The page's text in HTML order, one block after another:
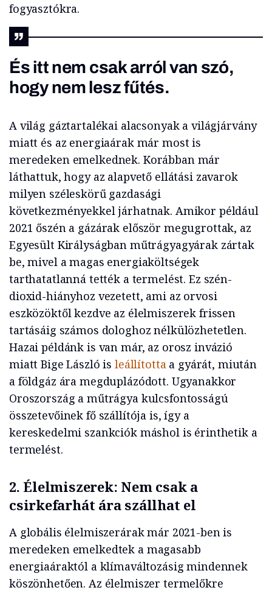
fogyasztókra.
És itt nem csak arról van szó,
hogy nem lesz fűtés.
A világ gáztartalékai alacsonyak a világjárvány
miatt és az energiaárak már most is
meredeken emelkednek. Korábban már
láthattuk, hogy az alapvető ellátási zavarok
milyen széleskörű gazdasági
következményekkel járhatnak. Amikor például
2021 őszén a gázárak először megugrottak, az
Egyesült Királyságban műtrágyagyárak zártak
be, mivel a magas energiaköltségek
tarthatatlanná tették a termelést. Ez szén-
dioxid-hiányhoz vezetett, ami az orvosi
eszközöktől kezdve az élelmiszerek frissen
tartásáig számos dologhoz nélkülözhetetlen.
Hazai példánk is van már, az orosz invázió
miatt Bige László is leállítottaa gyárát, miután
a földgáz ára megduplázódott. Ugyanakkor
Oroszország a műtrágya kulcsfontosságú
összetevőinek fő szállítója is, így a
kereskedelmi szankciók máshol is érinthetik a
termelést.
2. Élelmiszerek: Nem csak a
csirkefarhát ára szállhat el
A globális élelmiszerárak már 2021-ben is
meredeken emelkedtek a magasabb
energiaáraktól a klímaváltozásig mindennek
köszönhetően. Az élelmiszer termelőkre